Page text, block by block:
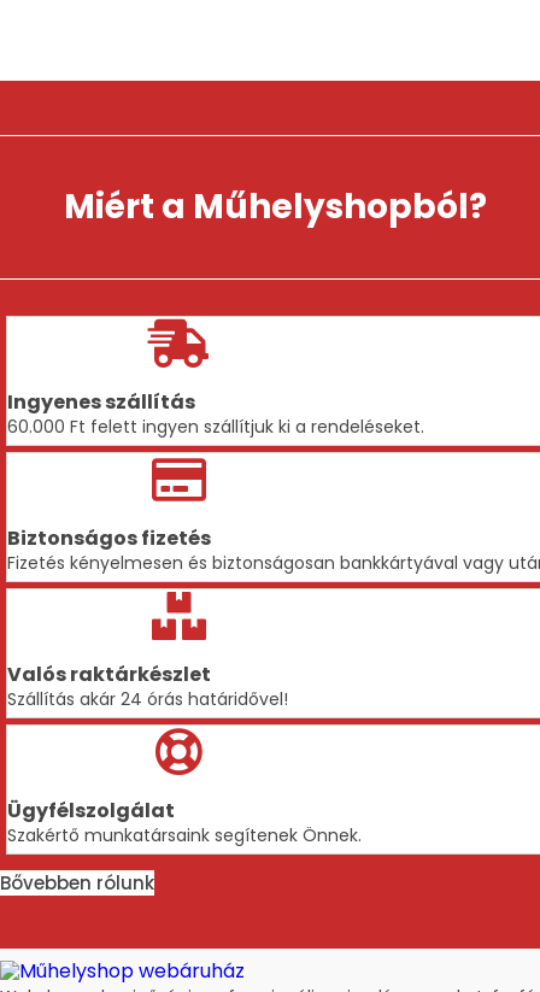
A
termékoldalon
Miért a Műhelyshopból?
Ingyenes szállítás
60.000 Ft felett ingyen szállítjuk ki a rendeléseket.
Biztonságos fizetés
Fizetés kényelmesen és biztonságosan bankkártyával vagy
Valós raktárkészlet
Szállítás akár 24 órás határidővel!
Ügyfélszolgálat
Szakértő munkatársaink segítenek Önnek.
Bővebben rólunk